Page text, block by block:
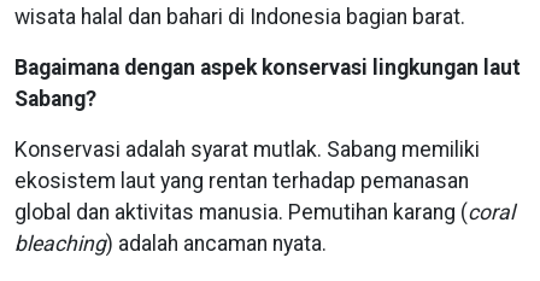
wisata halal dan bahari di Indonesia bagian barat.
Bagaimana dengan aspek konservasi lingkungan laut
Sabang?
Konservasi adalah syarat mutlak. Sabang memiliki
ekosistem laut yang rentan terhadap pemanasan
global dan aktivitas manusia. Pemutihan karang (coral
bleaching) adalah ancaman nyata.